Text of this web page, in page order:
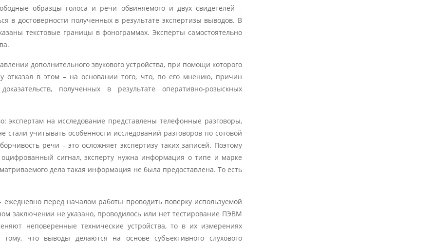
образцы голоса и речи обвиняемого и двух свидетелей –
в достоверности полученных в результате экспертизы выводов. В
текстовые границы в фонограммах. Эксперты самостоятельно
дополнительного звукового устройства, при помощи которого
отказал в этом – на основании того, что, по его мнению, причин
полученных в результате оперативно-розыскных
экспертам на исследование представлены телефонные разговоры,
учитывать особенности исследований разговоров по сотовой
речи – это осложняет экспертизу таких записей. Поэтому
сигнал, эксперту нужна информация о типе и марке
дела такая информация не была предоставлена. То есть
перед началом работы проводить поверку используемой
заключении не указано, проводилось или нет тестирование ПЭВМ
неповеренные технические устройства, то в их измерениях
что выводы делаются на основе субъективного слухового